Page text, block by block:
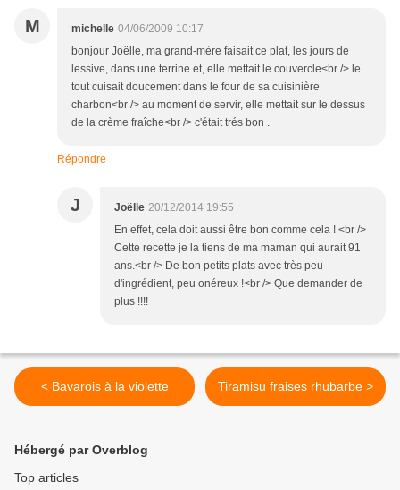
M michelle 04/06/2009 10:17
bonjour Joëlle, ma grand-mère faisait ce plat, les jours de
lessive, dans une terrine et, elle mettait le couvercle<br /> le
tout cuisait doucement dans le four de sa cuisinière
charbon<br /> au moment de servir, elle mettait sur le dessus
de la crème fraîche<br /> c'était trés bon .
Répondre
J Joëlle 20/12/2014 19:55
En effet, cela doit aussi être bon comme cela ! <br />
Cette recette je la tiens de ma maman qui aurait 91
ans.<br /> De bon petits plats avec très peu
d'ingrédient, peu onéreux !<br /> Que demander de
plus !!!!
< Bavarois à la violette Tiramisu fraises rhubarbe >
Hébergé par Overblog
Top articles